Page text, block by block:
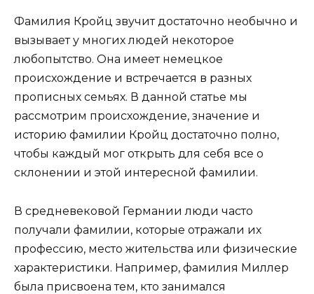
Фамилия Кройц звучит достаточно необычно и
вызывает у многих людей некоторое
любопытство. Она имеет немецкое
происхождение и встречается в разных
прописных семьях. В данной статье мы
рассмотрим происхождение, значение и
историю фамилии Кройц достаточно полно,
чтобы каждый мог открыть для себя все о
склонении и этой интересной фамилии.
В средневековой Германии люди часто
получали фамилии, которые отражали их
профессию, место жительства или физические
характеристики. Например, фамилия Миллер
была присвоена тем, кто занимался